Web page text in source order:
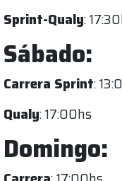
Sprint-Qualy:
Sábado:
Carrera Sprint:
Qualy: 17:00hs
Domingo: